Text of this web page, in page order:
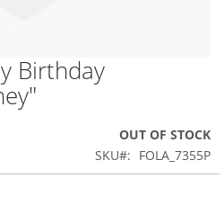
Birthday
OUT OF STOCK
SKU
FOLA_7355P